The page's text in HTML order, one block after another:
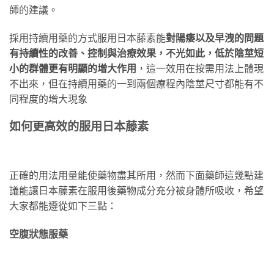
師的建議。
採用持續用藥的方式服用日本藤素能對陽痿以及早洩的問題
有持續性的改善、控制與治療效果，不光如此，低於陰莖短
小的群體更有明顯的增大作用 ，這一效用在按需用法上體現
不出來，但在持續用藥的一到兩個療程內陰莖尺寸都能有不
同程度的增大現象
如何更高效的服用日本藤素
正確的用法用量能使藥物盡其所用，然而下面藥師這幾點建
議能讓日本藤素在服用後藥物成分充分被身體所吸收，希望
大家都能遵從如下三點：
空腹狀態服藥